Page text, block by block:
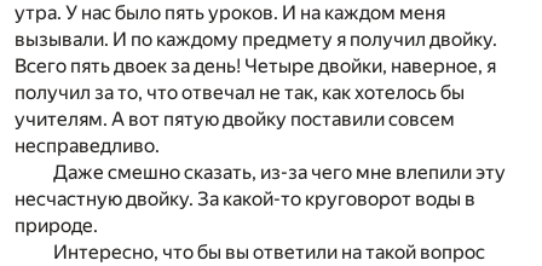
утра. У нас было пять уроков. И на каждом меня
вызывали. И по каждому предмету я получил двойку.
Всего пять двоек за день! Четыре двойки, наверное, я
получил за то, что отвечал не так, как хотелось бы
учителям. А вот пятую двойку поставили совсем
несправедливо.
Даже смешно сказать, из-за чего мне влепили эту
несчастную двойку. За какой-то круговорот воды в
природе.
Интересно, что бы вы ответили на такой вопрос